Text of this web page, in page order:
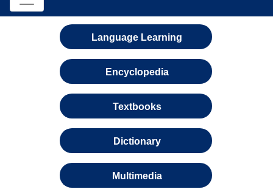
Language Learning
Encyclopedia
Textbooks
Dictionary
Multimedia